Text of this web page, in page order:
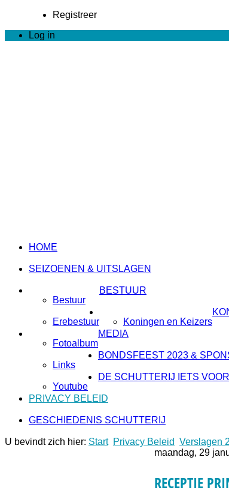
Registreer
Log in
HOME
SEIZOENEN & UITSLAGEN
BESTUUR
Bestuur
Erebestuur
Koningen en Keizers
MEDIA
Fotoalbum
Links
Youtube
BONDSFEEST 2023 &
DE SCHUTTERIJ IETS
PRIVACY BELEID
GESCHIEDENIS SCHUTTERIJ
U bevindt zich hier: Start Privacy Beleid Verslagen
maandag, 29
RECEPTIE